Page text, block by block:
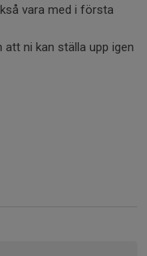
vara med i första
ni kan ställa upp igen